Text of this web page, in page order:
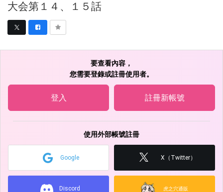
大会第１４、１５話
要查看內容，
您需要登錄或註冊使用者。
登入 註冊新帳號
使用外部帳號註冊
Google X（Twitter）
Discord 虎之穴通販